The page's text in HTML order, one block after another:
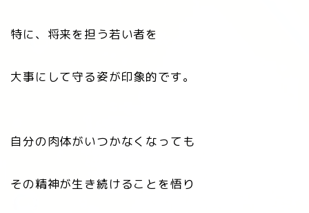
特に、将来を担う若い者を
大事にして守る姿が印象的です。
自分の肉体がいつかなくなっても
その精神が生き続けることを悟り